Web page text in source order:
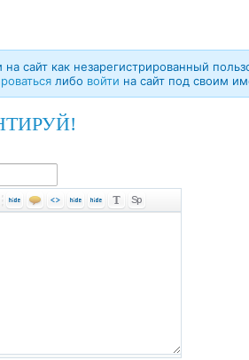
сайт как незарегистрированный
либо войти на сайт под своим